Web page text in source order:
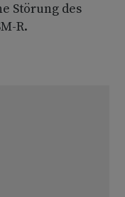
Störung des
R.